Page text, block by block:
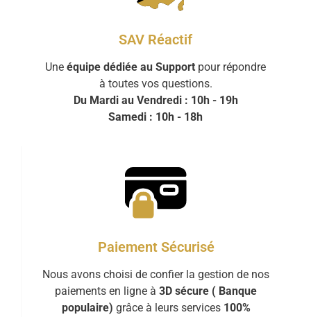
SAV Réactif
Une équipe dédiée au Support pour répondre
à toutes vos questions.
Du Mardi au Vendredi : 10h - 19h
Samedi : 10h - 18h
Paiement Sécurisé
Nous avons choisi de confier la gestion de nos
paiements en ligne à 3D sécure ( Banque
populaire) grâce à leurs services 100%